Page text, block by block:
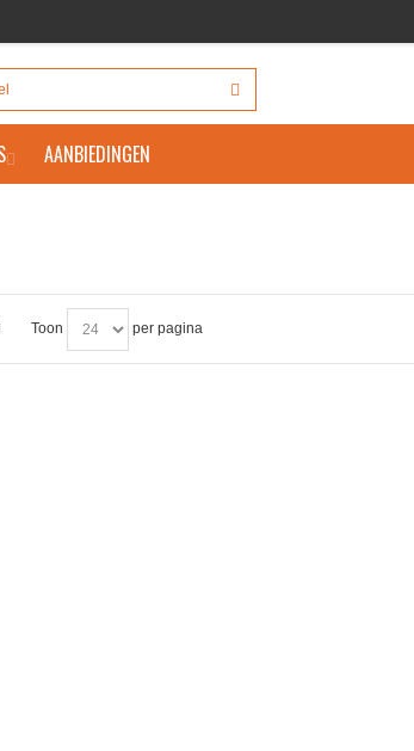
AANBIEDINGEN
Toon per pagina